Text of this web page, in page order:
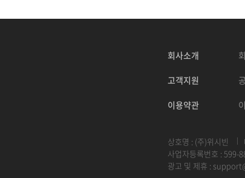
회사소개
고객지원
이용약관
상호명 : (주)위시빈
사업자등록번호 : 599-
광고 및 제휴 :